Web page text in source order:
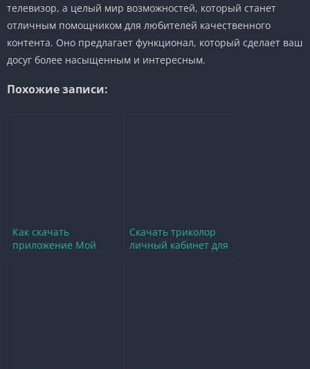
телевизор, а целый мир возможностей, который станет
отличным помощником для любителей качественного
контента. Оно предлагает функционал, который сделает ваш
досуг более насыщенным и интересным.
Похожие записи:
Как скачать
приложение Мой
Скачать триколор
личный кабинет для